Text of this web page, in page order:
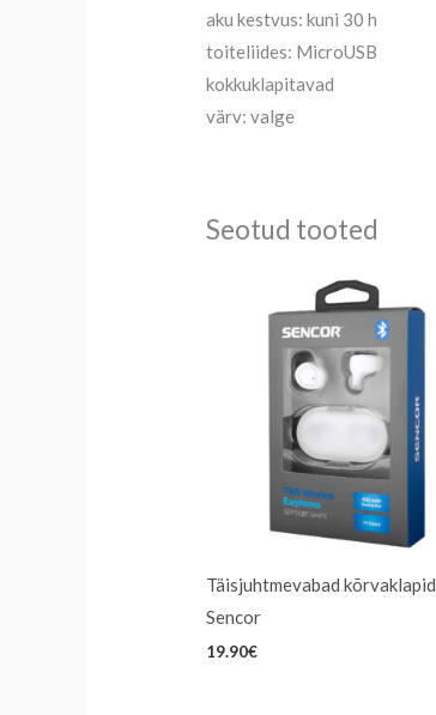
aku kestvus: kuni 30 h
toiteliides: MicroUSB
kokkuklapitavad
värv: valge
Seotud tooted
Täisjuhtmevabad kõrvaklapid
Sencor
19.90€